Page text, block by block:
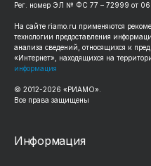
Рег. номер ЭЛ № ФС 77 – 72999 от
На сайте riamo.ru применяются
технологии предоставления
анализа сведений, относящихся к
«Интернет», находящихся на
информация
© 2012-2026 «РИАМО».
Все права защищены
Информация